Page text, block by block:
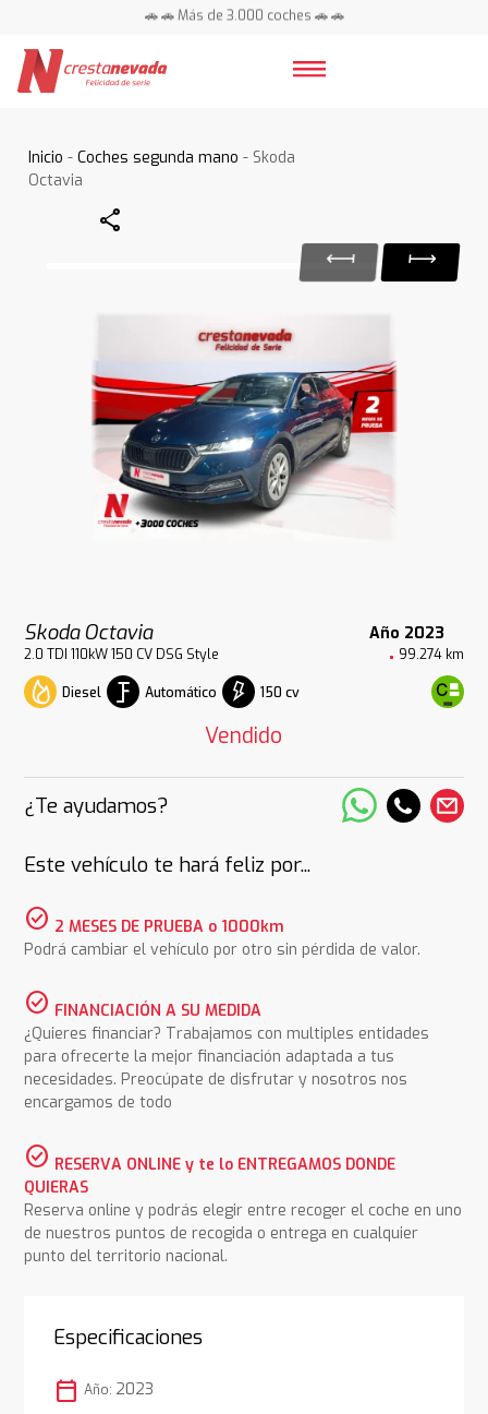
🚗 🚗 Más de 3.000 coches 🚗 🚗
Inicio -Coches segunda mano - Skoda
Octavia
Share
Skoda Octavia Año 2023
2.0 TDI 110kW 150 CV DSG Style 99.274 km
Diesel Automático 150 cv
Vendido
¿Te ayudamos?
Este vehículo te hará feliz por...
check_circle 2 MESES DE PRUEBA o 1000km
Podrá cambiar el vehículo por otro sin pérdida de valor.
check_circle FINANCIACIÓN A SU MEDIDA
¿Quieres financiar? Trabajamos con multiples entidades
para ofrecerte la mejor financiación adaptada a tus
necesidades. Preocúpate de disfrutar y nosotros nos
encargamos de todo
check_circle RESERVA ONLINE y te lo ENTREGAMOS DONDE
QUIERAS
Reserva online y podrás elegir entre recoger el coche en uno
de nuestros puntos de recogida o entrega en cualquier
punto del territorio nacional.
Especificaciones
calendar_today Año: 2023